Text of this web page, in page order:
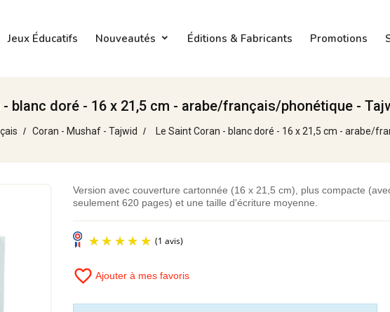
Jeux Éducatifs Nouveautés Éditions & Fabricants Promotions
- blanc doré - 16 x 21,5 cm - arabe/français/phonétique -
Coran - Mushaf - Tajwid Le Saint Coran - blanc doré - 16 x 21,5 cm - arabe/
Version avec couverture cartonnée (16 x 21,5 cm), plus compacte
seulement 620 pages) et une taille d'écriture moyenne.
favorite_border Ajouter à mes favoris